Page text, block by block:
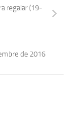
regalar (19-
de 2016